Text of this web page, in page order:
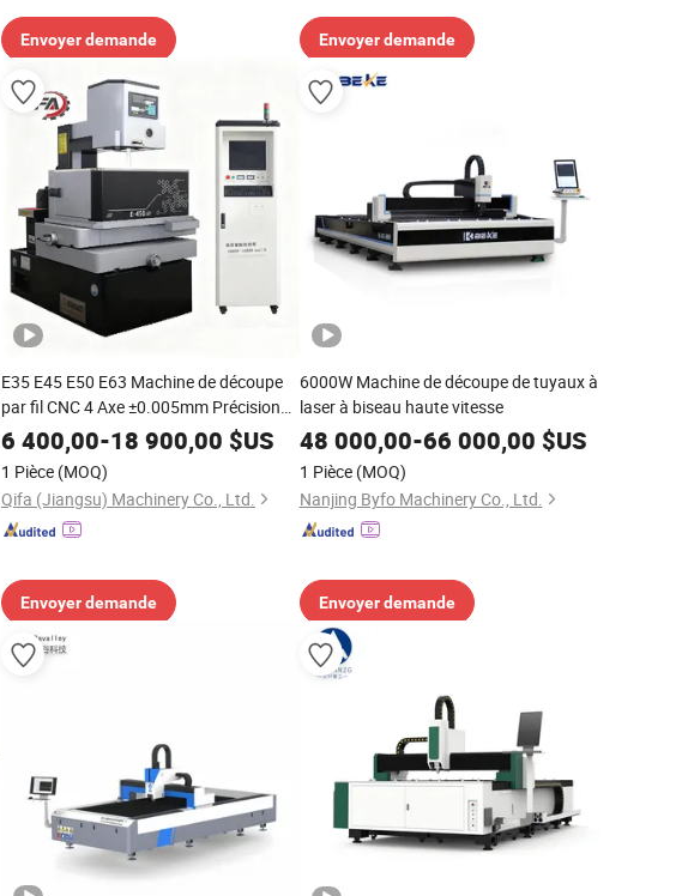
Envoyer demande Envoyer demande
E35 E45 E50 E63 Machine de découpe
par fil CNC 4 Axe ±0.005mm Précision
pour la découpe des métaux
6 400,00-18 900,00 $US
1 Pièce (MOQ)
Qifa (Jiangsu) Machinery Co., Ltd.
Envoyer demande
6000W Machine de découpe de tuyaux à
laser à biseau haute vitesse
48 000,00-66 000,00 $US
1 Pièce (MOQ)
Nanjing Byfo Machinery Co., Ltd.
Envoyer demande